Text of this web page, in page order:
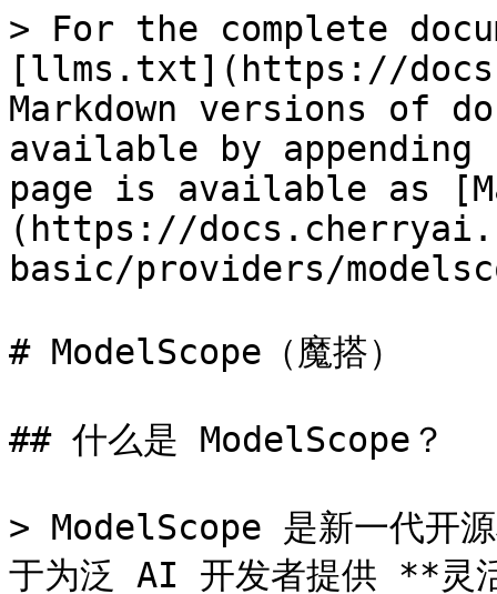
> For the complete
[llms.txt](https://
Markdown versions of
available by
page is available as
(https://
basic/providers/
# ModelScope（魔搭）
## 什么是 ModelScope？
> ModelScope 是新一代开源
于为泛 AI 开发者提供 **灵